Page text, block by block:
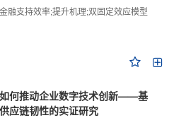
融支持效率;提升机理;双固定效应模型
何推动企业数字技术创新——基
应链韧性的实证研究